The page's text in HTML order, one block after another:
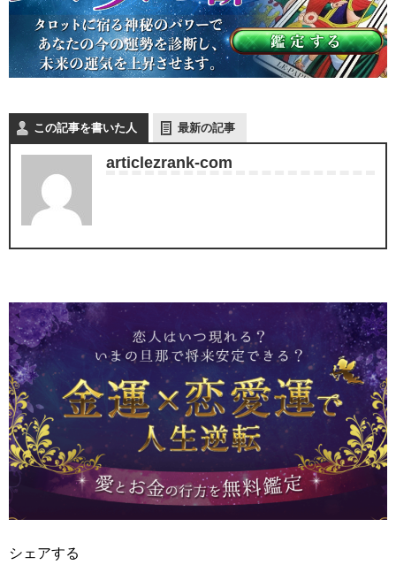
この記事を書いた人 最新の記事
articlezrank-com
シェアする